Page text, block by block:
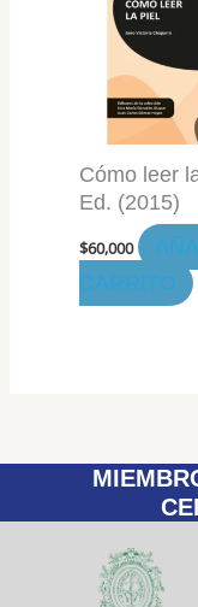
Cómo leer
Ed. (2015)
$60,000
CARRITO